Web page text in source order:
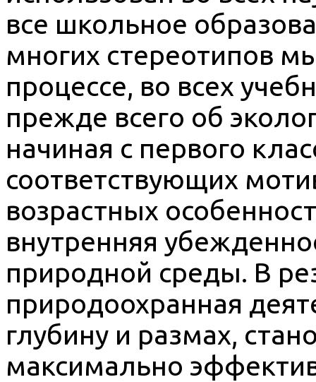
все школьное
многих стереотипов
процессе, во всех
прежде всего об
начиная с первого
соответствующих
возрастных
внутренняя
природной среды. В
природоохранная
глубину и размах,
максимально